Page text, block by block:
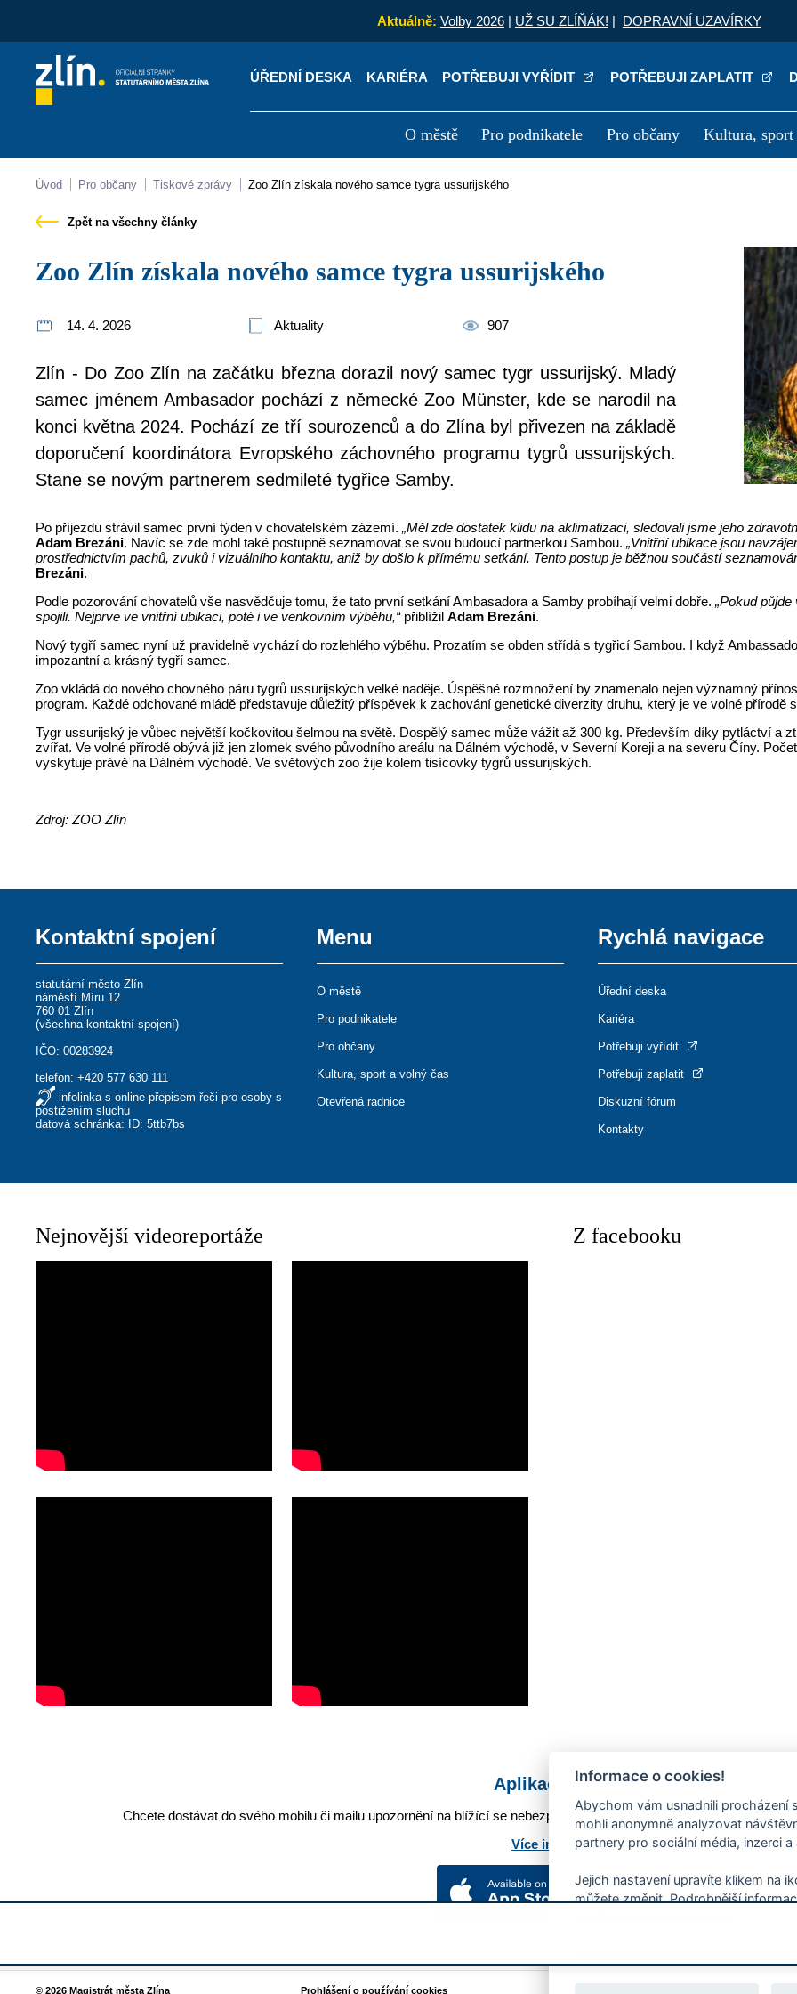
Aktuálně: Volby 2026 | UŽ SU ZLÍŇÁK! | DOPRAVNÍ UZAVÍRKY
ÚŘEDNÍ DESKA KARIÉRA POTŘEBUJI VYŘÍDIT POTŘEBUJI ZAPLATIT
O městě Pro podnikatele Pro občany Kultura, sport
Kontakty Úřední deska
Úvod Pro občany Tiskové zprávy Zoo Zlín získala nového samce tygra ussurijského
Zpět na všechny články
Zoo Zlín získala nového samce tygra ussurijského
14. 4. 2026 Aktuality 907
Zlín - Do Zoo Zlín na začátku března dorazil nový samec tygr ussurijský. Mladý
samec jménem Ambasador pochází z německé Zoo Münster, kde se narodil na
konci května 2024. Pochází ze tří sourozenců a do Zlína byl přivezen na základě
doporučení koordinátora Evropského záchovného programu tygrů ussurijských.
Stane se novým partnerem sedmileté tygřice Samby.
Po příjezdu strávil samec první týden v chovatelském zázemí.„Měl zde dostatek klidu na aklimatizaci, sledovali jsme jeho
Adam Brezáni. Navíc se zde mohl také postupně seznamovat se svou budoucí partnerkou Sambou.„Vnitřní ubikace jsou
prostřednictvím pachů, zvuků i vizuálního kontaktu, aniž by došlo k přímému setkání. Tento postup je běžnou součástí
Brezáni.
Podle pozorování chovatelů vše nasvědčuje tomu, že tato první setkání Ambasadora a Samby probíhají velmi dobře.„Pokud
spojili. Nejprve ve vnitřní ubikaci, poté i ve venkovním výběhu,“přiblížilAdam Brezáni.
Nový tygří samec nyní už pravidelně vychází do rozlehlého výběhu. Prozatím se obden střídá s tygřicí Sambou. I když
impozantní a krásný tygří samec.
Zoo vkládá do nového chovného páru tygrů ussurijských velké naděje. Úspěšné rozmnožení by znamenalo nejen významný
program. Každé odchované mládě představuje důležitý příspěvek k zachování genetické diverzity druhu, který je ve volné přírodě
Tygr ussurijský je vůbec největší kočkovitou šelmou na světě. Dospělý samec může vážit až 300 kg. Především díky pytláctví a
zvířat. Ve volné přírodě obývá již jen zlomek svého původního areálu na Dálném východě, v Severní Koreji a na severu Číny.
vyskytuje právě na Dálném východě. Ve světových zoo žije kolem tisícovky tygrů ussurijských.
Zdroj: ZOO Zlín
Kontaktní spojení
statutární město Zlín
náměstí Míru 12
760 01 Zlín
(všechna kontaktní spojení)
IČO: 00283924
telefon:+420 577 630 111
infolinka s online přepisem řeči pro osoby s
postižením sluchu
datová schránka: ID: 5ttb7bs
Menu
O městě
Pro podnikatele
Pro občany
Kultura, sport a volný čas
Otevřená radnice
Rychlá navigace
Úřední deska
Kariéra
Potřebuji vyřídit
Potřebuji zaplatit
Diskuzní fórum
Kontakty
Nejnovější videoreportáže Z facebooku
Aplikace Mobilní rozhlas
Chcete dostávat do svého mobilu či mailu upozornění na blížící se nebezpečí, odstávky, poruchy a výpadky
Více informací o aplikaci
© 2026 Magistrát města Zlína Prohlášení o používání cookies
Informace o cookies!
Abychom vám usnadnili procházení
mohli anonymně analyzovat
partnery pro sociální média, inzerci a
Jejich nastavení upravíte klikem na
můžete změnit. Podrobnější